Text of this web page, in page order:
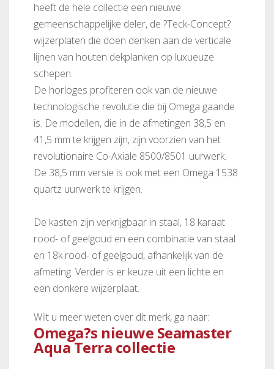
heeft de hele collectie een nieuwe
gemeenschappelijke deler, de ?Teck-Concept?
wijzerplaten die doen denken aan de verticale
lijnen van houten dekplanken op luxueuze
schepen.
De horloges profiteren ook van de nieuwe
technologische revolutie die bij Omega gaande
is. De modellen, die in de afmetingen 38,5 en
41,5 mm te krijgen zijn, zijn voorzien van het
revolutionaire Co-Axiale 8500/8501 uurwerk.
De 38,5 mm versie is ook met een Omega 1538
quartz uurwerk te krijgen.
De kasten zijn verkrijgbaar in staal, 18 karaat
rood- of geelgoud en een combinatie van staal
en 18k rood- of geelgoud, afhankelijk van de
afmeting. Verder is er keuze uit een lichte en
een donkere wijzerplaat.
Wilt u meer weten over dit merk, ga naar:
Omega?s nieuwe Seamaster
Aqua Terra collectie